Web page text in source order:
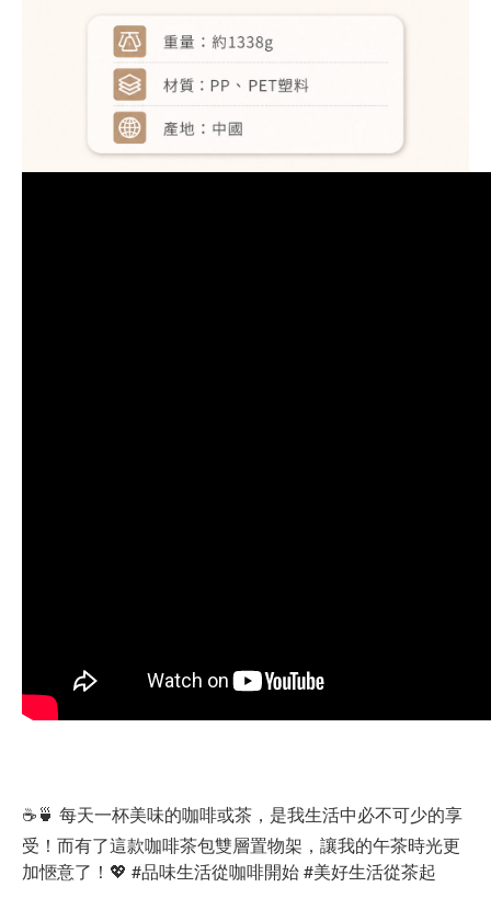
☕️🍵 每天一杯美味的咖啡或茶，是我生活中必不可少的享
受！而有了這款咖啡茶包雙層置物架，讓我的午茶時光更
加愜意了！💖 #品味生活從咖啡開始 #美好生活從茶起